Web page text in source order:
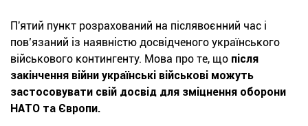
П'ятий пункт розрахований на післявоєнний час і
пов’язаний із наявністю досвідченого українського
військового контингенту. Мова про те, що після
закінчення війни українські військові можуть
застосовувати свій досвід для зміцнення оборони
НАТО та Європи.